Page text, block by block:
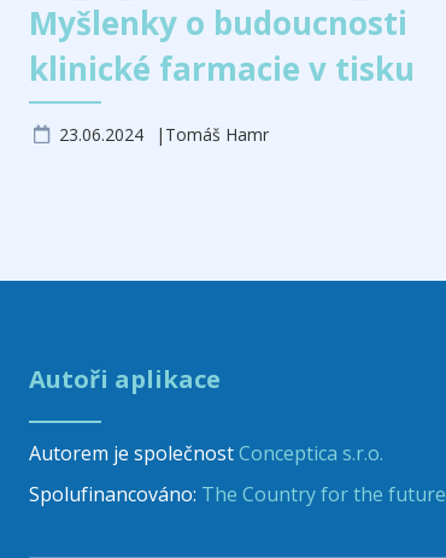
Myšlenky o budoucnosti
klinické farmacie v tisku
23.06.2024 Tomáš Hamr
Autoři aplikace
Autorem je společnostConceptica s.r.o.
Spolufinancováno: The Country for the future